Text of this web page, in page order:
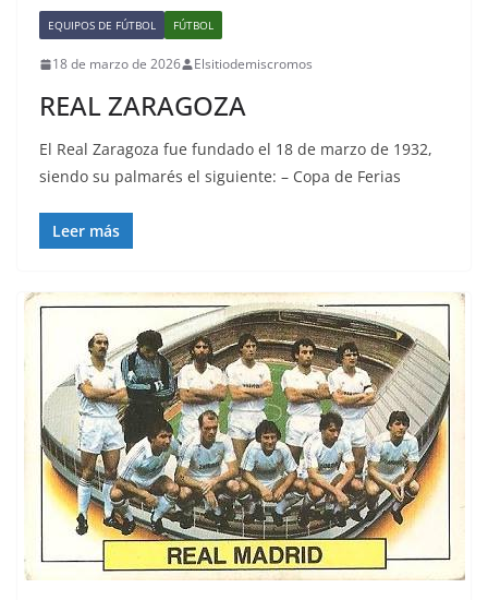
EQUIPOS DE FÚTBOL FÚTBOL
18 de marzo de 2026 Elsitiodemiscromos
REAL ZARAGOZA
El Real Zaragoza fue fundado el 18 de marzo de 1932,
siendo su palmarés el siguiente: – Copa de Ferias
Leer más